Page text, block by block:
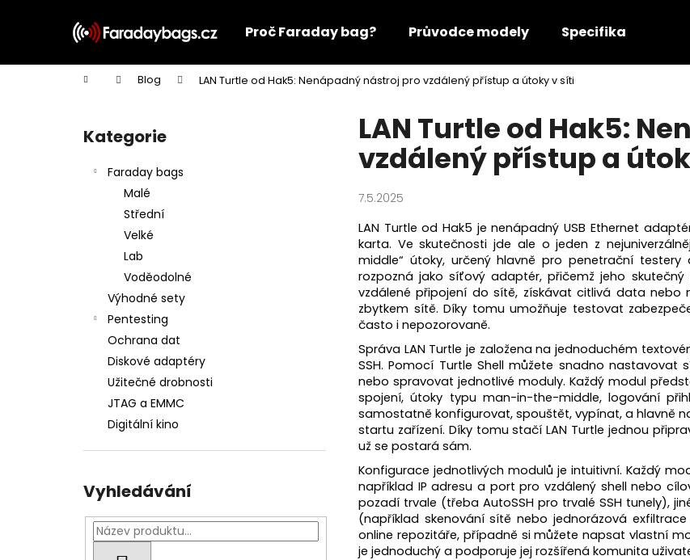
Proč Faraday bag? Průvodce modely Specifikace útlumu
Domů Blog LAN Turtle od Hak5: Nenápadný nástroj pro vzdálený přístup a útoky v síti
Přeskočit
kategorie
Kategorie
Faraday bags
Malé
Střední
Velké
Lab
Voděodolné
Výhodné sety
Pentesting
Ochrana dat
Diskové adaptéry
Užitečné drobnosti
JTAG a EMMC
Digitální kino
Vyhledávání
LAN Turtle od Hak5:
vzdálený přístup a
7.5.2025
LAN Turtle od Hak5 je nenápadný USB Ethernet
karta. Ve skutečnosti jde ale o jeden z
middle“ útoky, určený hlavně pro penetrační
rozpozná jako síťový adaptér, přičemž jeho
vzdálené připojení do sítě, získávat citlivá data
zbytkem sítě. Díky tomu umožňuje testovat
často i nepozorovaně.
Správa LAN Turtle je založena na jednoduchém
SSH. Pomocí Turtle Shell můžete snadno
nebo spravovat jednotlivé moduly. Každý modul
spojení, útoky typu man-in-the-middle, logování
samostatně konfigurovat, spouštět, vypínat, a hlavně
startu zařízení. Díky tomu stačí LAN Turtle jednou
už se postará sám.
Konfigurace jednotlivých modulů je intuitivní. Každý
například IP adresu a port pro vzdálený shell nebo
pozadí trvale (třeba AutoSSH pro trvalé SSH tunely),
(například skenování sítě nebo jednorázová
online repozitáře, případně si můžete napsat vlastní
je jednoduchý a podporuje jej rozšířená komunita
í
Zpět
do
Zpět
do
Co potřebujete najít?
HLEDAT
Doporučujeme
FWR FARADAY BAG STŘEDNÍ GEN. M -
VODĚODOLNÝ
1 812 Kč
FWR FARADAY BAG MALÝ GEN. M
1 328 Kč
FWR
2 175 Kč